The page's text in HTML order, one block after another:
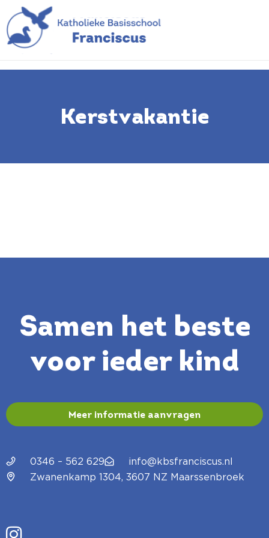
Kerstvakantie
Samen het beste
voor ieder kind
Meer informatie aanvragen
0346 – 562 629
info@kbsfranciscus.nl
Zwanenkamp 1304, 3607 NZ Maarssenbroek